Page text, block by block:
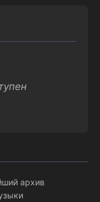
архив